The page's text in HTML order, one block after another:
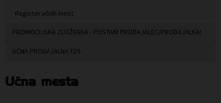
Register učnih mest
PROMOCIJSKA ZLOŽENKA - POSTANI PRODAJALEC/PRODAJALKA!
UČNA PRODAJALNA TZS
Učna mesta